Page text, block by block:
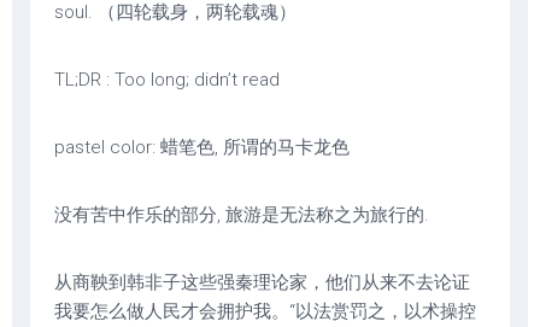
soul. （四轮载身，两轮载魂）
TL;DR : Too long; didn’t read
pastel color: 蜡笔色, 所谓的马卡龙色
没有苦中作乐的部分, 旅游是无法称之为旅行的.
从商鞅到韩非子这些强秦理论家，他们从来不去论证
我要怎么做人民才会拥护我。“以法赏罚之，以术操控